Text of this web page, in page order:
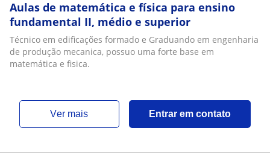
Aulas de matemática e física para ensino
fundamental II, médio e superior
Técnico em edificações formado e Graduando em engenharia
de produção mecanica, possuo uma forte base em
matemática e fisica.
ver mais Entrar em contato